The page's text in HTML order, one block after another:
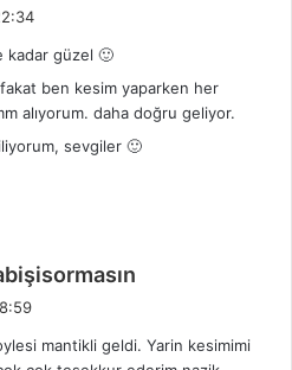
kadar güzel 🙂
ben kesim yaparken her
alıyorum. daha doğru geliyor.
sevgiler 🙂
i
mantikli geldi. Yarin kesimimi